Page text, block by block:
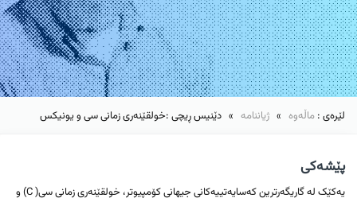
لێرەی : ماڵەوە » ژیاننامە » دێنیس ڕیچی :خولقێنەری زمانی سی و یونیکس
پێشەکی
یەکێک لە گاریگەرترین کەسایەتییەکانی جیهانی کۆمپیوتر، خولقێنەری زمانی سی( C) و